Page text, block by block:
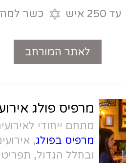
למהדרין
טלפון
קטנים בנתניה -
בחדר פרטי
תפריט בשרי משובח,